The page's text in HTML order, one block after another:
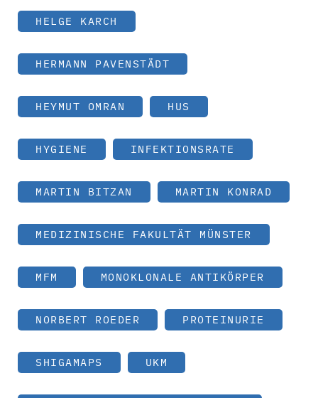
HELGE KARCH
HERMANN PAVENSTÄDT
HEYMUT OMRAN HUS
HYGIENE INFEKTIONSRATE
MARTIN BITZAN MARTIN KONRAD
MEDIZINISCHE FAKULTÄT MÜNSTER
MFM MONOKLONALE ANTIKÖRPER
NORBERT ROEDER PROTEINURIE
SHIGAMAPS UKM